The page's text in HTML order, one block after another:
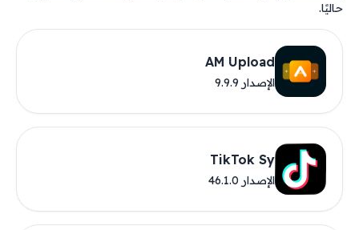
حاليًا.
AM Upload
الإصدار 9.9.9
TikTok Sy
الإصدار 46.1.0